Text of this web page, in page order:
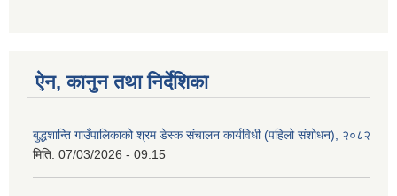
ऐन, कानुन तथा निर्देशिका
बुद्धशान्ति गाउँपालिकाको श्रम डेस्क संचालन कार्यविधी (पहिलो संशोधन), २०८२
मिति: 07/03/2026 - 09:15